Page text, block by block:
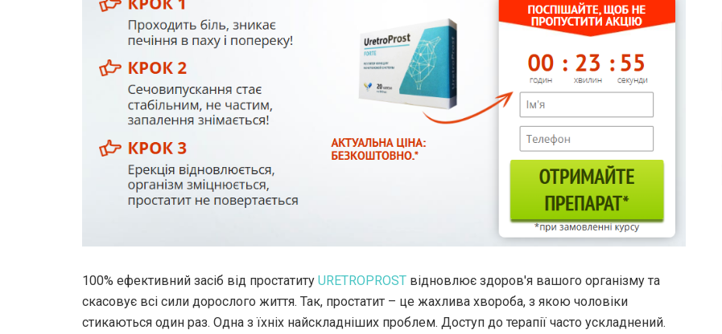
100% ефективний засіб від простатиту URETROPROST відновлює здоров'я вашого організму та
скасовує всі сили дорослого життя. Так, простатит – це жахлива хвороба, з якою чоловіки
стикаються один раз. Одна з їхніх найскладніших проблем. Доступ до терапії часто ускладнений.